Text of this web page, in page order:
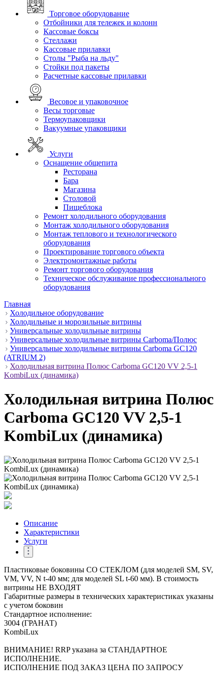
Торговое оборудование
Отбойники для тележек и колонн
Кассовые боксы
Стеллажи
Кассовые прилавки
Столы "Рыба на льду"
Стойки под пакеты
Расчетные кассовые прилавки
Весовое и упаковочное
Весы торговые
Термоупаковщики
Вакуумные упаковщики
Услуги
Оснащение общепита
Ресторана
Бара
Магазина
Столовой
Пищеблока
Ремонт холодильного оборудования
Монтаж холодильного оборудования
Монтаж теплового и технологического
оборудования
Проектирование торгового объекта
Электромонтажные работы
Ремонт торгового оборудования
Техническое обслуживание профессионального
оборудования
Главная
Холодильное оборудование
Холодильные и морозильные витрины
Универсальные холодильные витрины
Универсальные холодильные витрины Carboma/Полюс
Универсальные холодильные витрины Carboma GC120
(ATRIUM 2)
Холодильная витрина Полюс Carboma GC120 VV 2,5-1
KombiLux (динамика)
Холодильная витрина Полюс
Carboma GC120 VV 2,5-1
KombiLux (динамика)
Описание
Характеристики
Услуги
Пластиковые боковины СО СТЕКЛОМ (для моделей SM, SV,
VM, VV, N t-40 мм; для моделей SL t-60 мм). В стоимость
витрины НЕ ВХОДЯТ
Габаритные размеры в технических характеристиках указаны
с учетом боковин
Стандартное исполнение:
3004 (ГРАНАТ)
KombiLux
ВНИМАНИЕ! RRP указана за СТАНДАРТНОЕ
ИСПОЛНЕНИЕ.
ИСПОЛНЕНИЕ ПОД ЗАКАЗ ЦЕНА ПО ЗАПРОСУ